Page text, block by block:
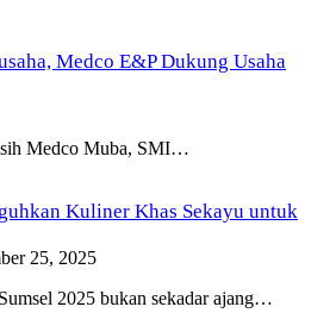
Medco E&P Dukung Usaha
Medco Muba, SMI…
Kuliner Khas Sekayu untuk
25, 2025
2025 bukan sekadar ajang…